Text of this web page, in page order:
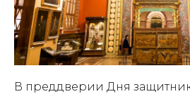
В преддверии Дня